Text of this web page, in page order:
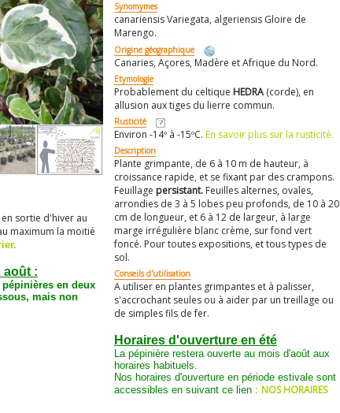
sortie d'hiver au
maximum la moitié
août :
en deux
, mais non
Synomymes
canariensis Variegata, algeriensis Gloire de
Marengo.
Origine géographique
Canaries, Açores, Madère et Afrique du Nord.
Etymologie
Probablement du celtique HEDRA (corde), en
allusion aux tiges du lierre commun.
Rusticité
Environ -14º à -15ºC. En savoir plus sur la rusticité.
Description
Plante grimpante, de 6 à 10 m de hauteur, à
croissance rapide, et se fixant par des crampons.
Feuillage persistant. Feuilles alternes, ovales,
arrondies de 3 à 5 lobes peu profonds, de 10 à 20
cm de longueur, et 6 à 12 de largeur, à large
marge irrégulière blanc crème, sur fond vert
foncé. Pour toutes expositions, et tous types de
sol.
Conseils d'utilisation
A utiliser en plantes grimpantes et à palisser,
s'accrochant seules ou à aider par un treillage ou
de simples fils de fer.
Horaires d'ouverture en été
La pépinière restera ouverte au mois d'août aux
horaires habituels.
Nos horaires d'ouverture en période estivale sont
accessibles en suivant ce lien : NOS HORAIRES